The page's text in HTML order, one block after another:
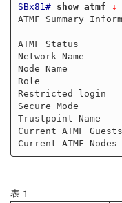
SBx81# show atmf ↓
ATMF Summary
ATMF Status
Network Name
Node Name
Role
Restricted login
Secure Mode
Trustpoint Name
Current ATMF
表 1